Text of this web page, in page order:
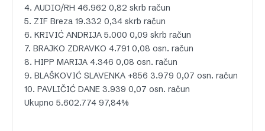
4. AUDIO/RH 46.962 0,82 skrb račun
5. ZIF Breza 19.332 0,34 skrb račun
6. KRIVIĆ ANDRIJA 5.000 0,09 skrb račun
7. BRAJKO ZDRAVKO 4.791 0,08 osn. račun
8. HIPP MARIJA 4.346 0,08 osn. račun
9. BLAŠKOVIĆ SLAVENKA +856 3.979 0,07 osn. račun
10. PAVLIČIĆ DANE 3.939 0,07 osn. račun
Ukupno 5.602.774 97,84%